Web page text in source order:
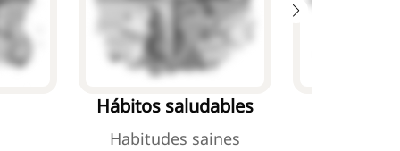
Hábitos saludables
Habitudes saines